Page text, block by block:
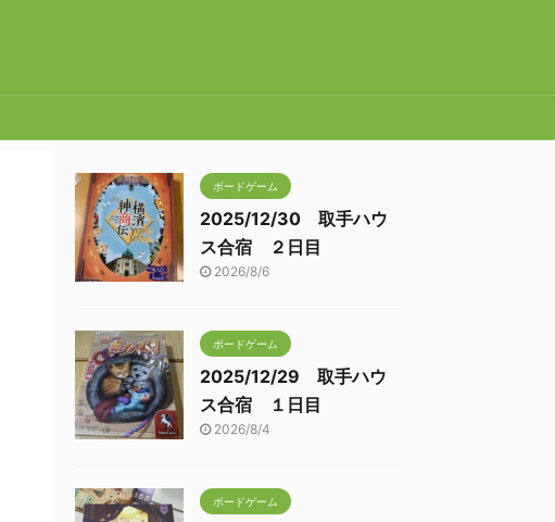
ボードゲーム
2025/12/30 取手ハウ
ス合宿 ２日目
2026/8/6
ボードゲーム
2025/12/29 取手ハウ
ス合宿 １日目
2026/8/4
ボードゲーム